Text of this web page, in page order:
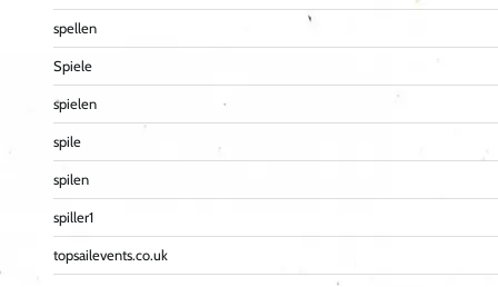
spellen
Spiele
spielen
spile
spilen
spiller1
topsailevents.co.uk